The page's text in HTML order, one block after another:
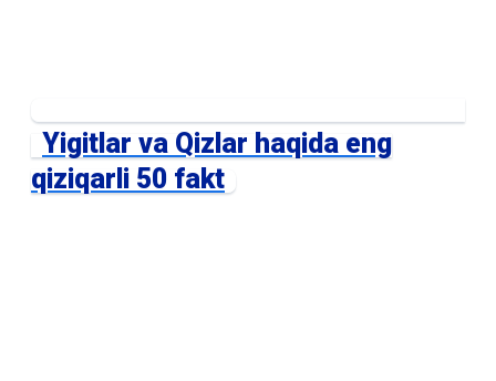
Yigitlar va Qizlar haqida eng
qiziqarli 50 fakt